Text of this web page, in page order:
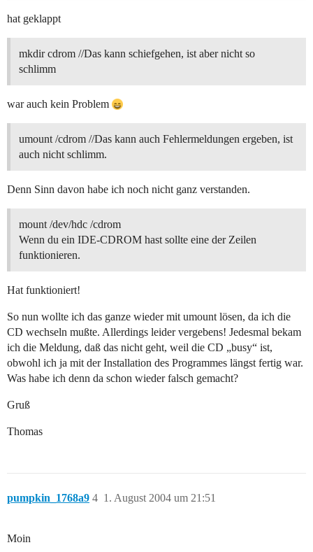
hat geklappt
mkdir cdrom //Das kann schiefgehen, ist aber nicht so
schlimm
war auch kein Problem
umount /cdrom //Das kann auch Fehlermeldungen ergeben, ist
auch nicht schlimm.
Denn Sinn davon habe ich noch nicht ganz verstanden.
mount /dev/hdc /cdrom
Wenn du ein IDE-CDROM hast sollte eine der Zeilen
funktionieren.
Hat funktioniert!
So nun wollte ich das ganze wieder mit umount lösen, da ich die
CD wechseln mußte. Allerdings leider vergebens! Jedesmal bekam
ich die Meldung, daß das nicht geht, weil die CD „busy“ ist,
obwohl ich ja mit der Installation des Programmes längst fertig war.
Was habe ich denn da schon wieder falsch gemacht?
Gruß
Thomas
pumpkin_1768a9 1. August 2004 um 21:51
4
Moin